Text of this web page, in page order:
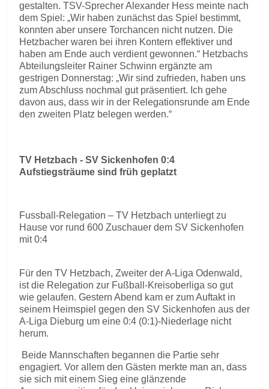
gestalten. TSV-Sprecher Alexander Hess meinte nach
dem Spiel: „Wir haben zunächst das Spiel bestimmt,
konnten aber unsere Torchancen nicht nutzen. Die
Hetzbacher waren bei ihren Kontern effektiver und
haben am Ende auch verdient gewonnen.“ Hetzbachs
Abteilungsleiter Rainer Schwinn ergänzte am
gestrigen Donnerstag: „Wir sind zufrieden, haben uns
zum Abschluss nochmal gut präsentiert. Ich gehe
davon aus, dass wir in der Relegationsrunde am Ende
den zweiten Platz belegen werden.“
TV Hetzbach - SV Sickenhofen 0:4
Aufstiegsträume sind früh geplatzt
Fussball-Relegation – TV Hetzbach unterliegt zu
Hause vor rund 600 Zuschauer dem SV Sickenhofen
mit 0:4
Für den TV Hetzbach, Zweiter der A-Liga Odenwald,
ist die Relegation zur Fußball-Kreisoberliga so gut
wie gelaufen. Gestern Abend kam er zum Auftakt in
seinem Heimspiel gegen den SV Sickenhofen aus der
A-Liga Dieburg um eine 0:4 (0:1)-Niederlage nicht
herum.
Beide Mannschaften begannen die Partie sehr
engagiert. Vor allem den Gästen merkte man an, dass
sie sich mit einem Sieg eine glänzende